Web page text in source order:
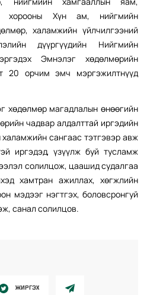
хорооны Хүн ам, нийгмийн
халамжийн үйлчилгээний
дүүргүүдийн Нийгмийн
Эмнэлэг хөдөлмөрийн
20 орчим эмч мэргэжилтнүүд
хөдөлмөр магадлалын өнөөгийн
чадвар алдалттай иргэдийн
сангаас тэтгэвэр авж
иргэдэд, үзүүлж буй тусламж
солилцож, цаашид судалгаа
хамтран ажиллах, хөгжлийн
мэдээг нэгтгэх, боловсронгуй
санал солилцов.
ЖИРГЭХ